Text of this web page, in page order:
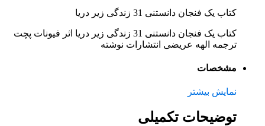
کتاب یک فنجان دانستنی 31 زندگی‌ زیر دریا
کتاب یک فنجان دانستنی 31 زندگی‌ زیر دریا اثر فیونات پچت
ترجمه الهه عریضی انتشارات نوشته
مشخصات
نمایش بیشتر
توضیحات تکمیلی